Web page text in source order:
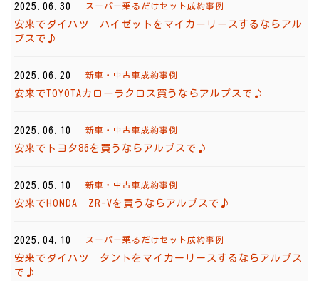
2025.06.30 スーパー乗るだけセット成約事例
安来でダイハツ ハイゼットをマイカーリースするならアル
プスで♪
2025.06.20 新車・中古車成約事例
安来でTOYOTAカローラクロス買うならアルプスで♪
2025.06.10 新車・中古車成約事例
安来でトヨタ86を買うならアルプスで♪
2025.05.10 新車・中古車成約事例
安来でHONDA ZR-Vを買うならアルプスで♪
2025.04.10 スーパー乗るだけセット成約事例
安来でダイハツ タントをマイカーリースするならアルプス
で♪